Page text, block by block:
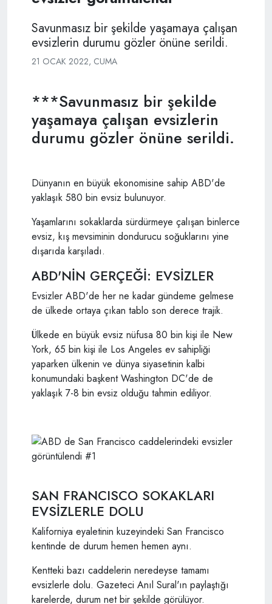
Savunmasız bir şekilde yaşamaya çalışan
evsizlerin durumu gözler önüne serildi.
21 OCAK 2022, CUMA
***Savunmasız bir şekilde
yaşamaya çalışan evsizlerin
durumu gözler önüne serildi.
Dünyanın en büyük ekonomisine sahip ABD'de
yaklaşık 580 bin evsiz bulunuyor.
Yaşamlarını sokaklarda sürdürmeye çalışan binlerce
evsiz, kış mevsiminin dondurucu soğuklarını yine
dışarıda karşıladı.
ABD'NİN GERÇEĞİ: EVSİZLER
Evsizler ABD'de her ne kadar gündeme gelmese
de ülkede ortaya çıkan tablo son derece trajik.
Ülkede en büyük evsiz nüfusa 80 bin kişi ile New
York, 65 bin kişi ile Los Angeles ev sahipliği
yaparken ülkenin ve dünya siyasetinin kalbi
konumundaki başkent Washington DC'de de
yaklaşık 7-8 bin evsiz olduğu tahmin ediliyor.
SAN FRANCISCO SOKAKLARI
EVSİZLERLE DOLU
Kaliforniya eyaletinin kuzeyindeki San Francisco
kentinde de durum hemen hemen aynı.
Kentteki bazı caddelerin neredeyse tamamı
evsizlerle dolu. Gazeteci Anıl Sural'ın paylaştığı
karelerde, durum net bir şekilde görülüyor.